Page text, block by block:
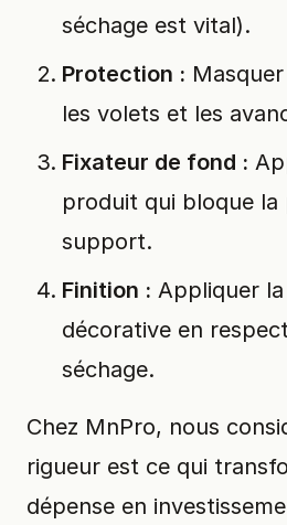
séchage est vital).
Protection :
les volets et les
Fixateur de fond :
produit qui bloque la
support.
Finition : Appliquer
décorative en
séchage.
Chez MnPro, nous
rigueur est ce qui
dépense en